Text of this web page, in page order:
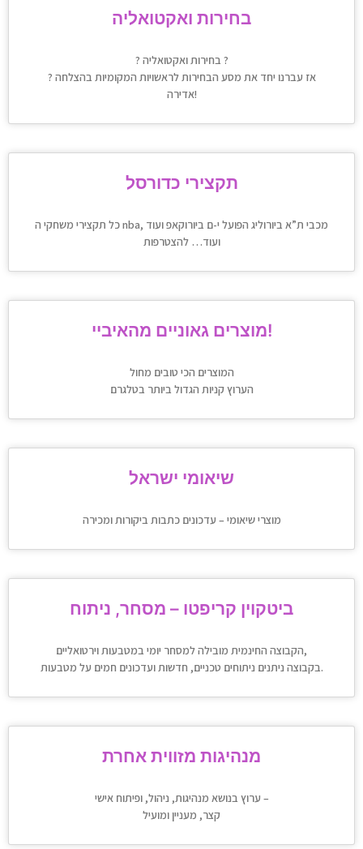
בחירות ואקטואליה
? בחירות ואקטואליה ?
? אז עברנו יחד את מסע הבחירות לראשויות המקומיות בהצלחה
אדירה!
תקצירי כדורסל
כל תקצירי משחקי ה nba, מכבי ת”א ביורוליג הפועל י-ם ביורוקאפ ועוד
ועוד… להצטרפות
מוצרים גאוניים מהאיביי!
המוצרים הכי טובים מחול
הערוץ קניות הגדול ביותר בטלגרם
שיאומי ישראל
מוצרי שיאומי – עדכונים כתבות ביקורות ומכירה
ביטקוין קריפטו – מסחר, ניתוח
הקבוצה החינמית מובילה למסחר יומי במטבעות וירטואליים,
בקבוצה ניתנים ניתוחים טכניים, חדשות ועדכונים חמים על מטבעות.
מנהיגות מזווית אחרת
ערוץ בנושא מנהיגות, ניהול, ופיתוח אישי –
קצר, מעניין ומועיל